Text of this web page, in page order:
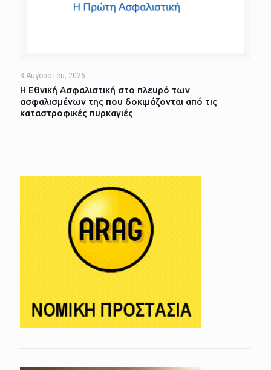
3 Αυγούστου, 2026
Η Εθνική Ασφαλιστική στο πλευρό των
ασφαλισμένων της που δοκιμάζονται από τις
καταστροφικές πυρκαγιές